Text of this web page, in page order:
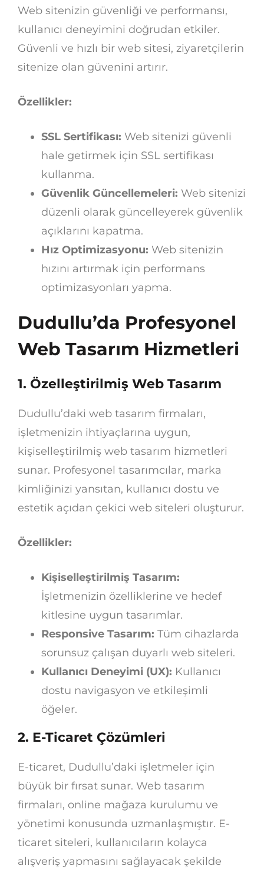
Web sitenizin güvenliği ve performansı,
kullanıcı deneyimini doğrudan etkiler.
Güvenli ve hızlı bir web sitesi, ziyaretçilerin
sitenize olan güvenini artırır.
Özellikler:
SSL Sertifikası: Web sitenizi güvenli
hale getirmek için SSL sertifikası
kullanma.
Güvenlik Güncellemeleri: Web sitenizi
düzenli olarak güncelleyerek güvenlik
açıklarını kapatma.
Hız Optimizasyonu: Web sitenizin
hızını artırmak için performans
optimizasyonları yapma.
Dudullu’da Profesyonel
Web Tasarım Hizmetleri
1. Özelleştirilmiş Web Tasarım
Dudullu’daki web tasarım firmaları,
işletmenizin ihtiyaçlarına uygun,
kişiselleştirilmiş web tasarım hizmetleri
sunar. Profesyonel tasarımcılar, marka
kimliğinizi yansıtan, kullanıcı dostu ve
estetik açıdan çekici web siteleri oluşturur.
Özellikler:
Kişiselleştirilmiş Tasarım:
İşletmenizin özelliklerine ve hedef
kitlesine uygun tasarımlar.
Responsive Tasarım: Tüm cihazlarda
sorunsuz çalışan duyarlı web siteleri.
Kullanıcı Deneyimi (UX): Kullanıcı
dostu navigasyon ve etkileşimli
öğeler.
2. E-Ticaret Çözümleri
E-ticaret, Dudullu’daki işletmeler için
büyük bir fırsat sunar. Web tasarım
firmaları, online mağaza kurulumu ve
yönetimi konusunda uzmanlaşmıştır. E-
ticaret siteleri, kullanıcıların kolayca
alışveriş yapmasını sağlayacak şekilde